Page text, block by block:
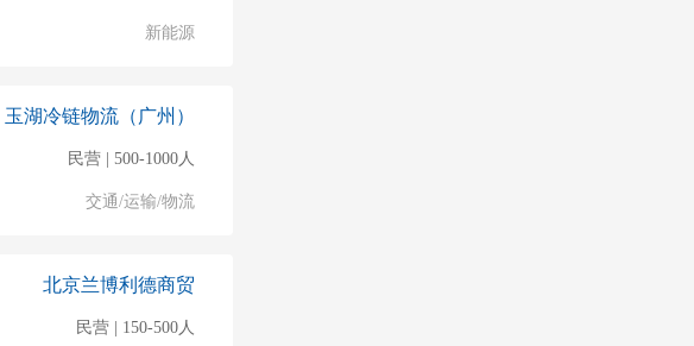
新能源
玉湖冷链物流（广州）
民营 | 500-1000人
交通/运输/物流
北京兰博利德商贸
民营 | 150-500人